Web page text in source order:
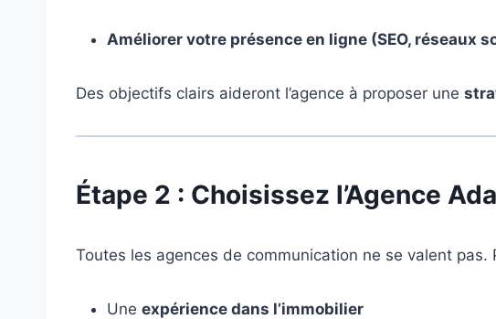
Améliorer votre présence en ligne (SEO, réseaux
Des objectifs clairs aideront l’agence à proposer une
Étape 2 : Choisissez l’Agence
Toutes les agences de communication ne se valent pas.
Une expérience dans l’immobilier